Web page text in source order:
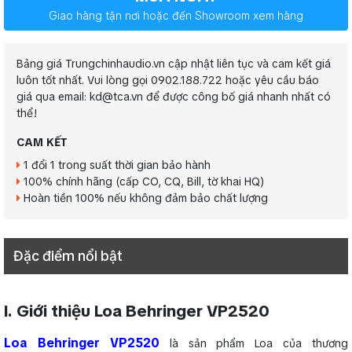
Giao hàng tận nơi hoặc đến Showroom xem hàng
Bảng giá Trungchinhaudio.vn cập nhật liên tục và cam kết giá
luôn tốt nhất. Vui lòng gọi 0902.188.722 hoặc yêu cầu báo
giá qua email: kd@tca.vn để được công bố giá nhanh nhất có
thể!
CAM KẾT
1 đổi 1 trong suất thời gian bảo hành
100% chính hãng (cấp CO, CQ, Bill, tờ khai HQ)
Hoàn tiền 100% nếu không đảm bảo chất lượng
Đặc điểm nổi bật
I. Giới thiệu Loa Behringer VP2520
Loa Behringer VP2520 là sản phẩm Loa của thương